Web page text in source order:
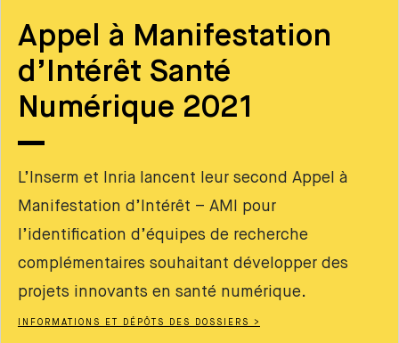
Appel à Manifestation
d’Intérêt Santé
Numérique 2021
L’Inserm et Inria lancent leur second Appel à
Manifestation d’Intérêt – AMI pour
l’identification d’équipes de recherche
complémentaires souhaitant développer des
projets innovants en santé numérique.
INFORMATIONS ET DÉPÔTS DES DOSSIERS >